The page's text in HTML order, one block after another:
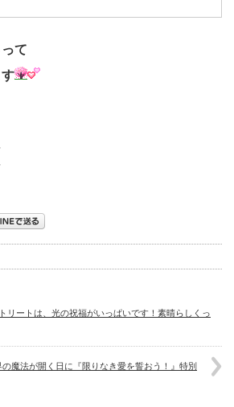
て
リートは、光の祝福がいっぱいです！素晴らしくっ
の魔法が開く日に『限りなき愛を誓おう！』特別